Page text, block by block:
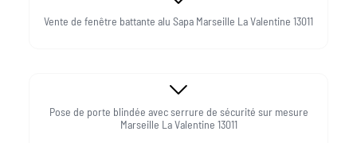
Vente de fenêtre battante alu Sapa Marseille La Valentine 13011
Pose de porte blindée avec serrure de sécurité sur mesure
Marseille La Valentine 13011